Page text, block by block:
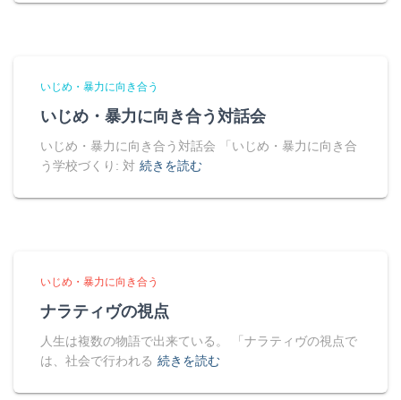
いじめ・暴力に向き合う
いじめ・暴力に向き合う対話会
いじめ・暴力に向き合う対話会 「いじめ・暴力に向き合
う学校づくり: 対 続きを読む
いじめ・暴力に向き合う
ナラティヴの視点
人生は複数の物語で出来ている。 「ナラティヴの視点で
は、社会で行われる 続きを読む